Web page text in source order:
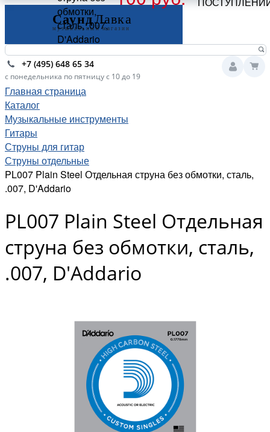
+7 (495) 648 65 34
с понедельника по пятницу с 10 до 19
Главная страница
Каталог
Музыкальные инструменты
Гитары
Струны для гитар
Струны отдельные
PL007 Plain Steel Отдельная струна без обмотки, сталь,
.007, D'Addario
PL007 Plain Steel Отдельная
струна без обмотки, сталь,
.007, D'Addario
обмотки,
сталь, .007,
D'Addario